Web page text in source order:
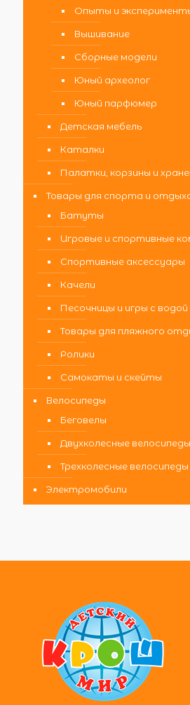
Опыты и
Вышивание
Сборные модели
Юный археолог
Юный парфюмер
Детская мебель
Каталки
Палатки, корзины и
Товары для спорта и
Батуты
Игровые и спортивные
Спортивные аксессуары
Качели
Песочницы и игры с водой
Товары для пляжного
Ролики
Самокаты и скейты
Велосипеды
Беговелы
Двухколесные велосипеды
Трехколесные велосипеды
Электромобили